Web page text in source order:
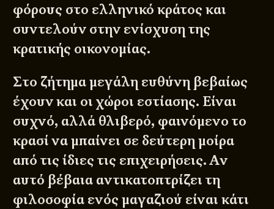
φόρους στο ελληνικό κράτος και
συντελούν στην ενίσχυση της
κρατικής οικονομίας.
Στο ζήτημα μεγάλη ευθύνη βεβαίως
έχουν και οι χώροι εστίασης. Είναι
συχνό, αλλά θλιβερό, φαινόμενο το
κρασί να μπαίνει σε δεύτερη μοίρα
από τις ίδιες τις επιχειρήσεις. Αν
αυτό βέβαια αντικατοπτρίζει τη
φιλοσοφία ενός μαγαζιού είναι κάτι